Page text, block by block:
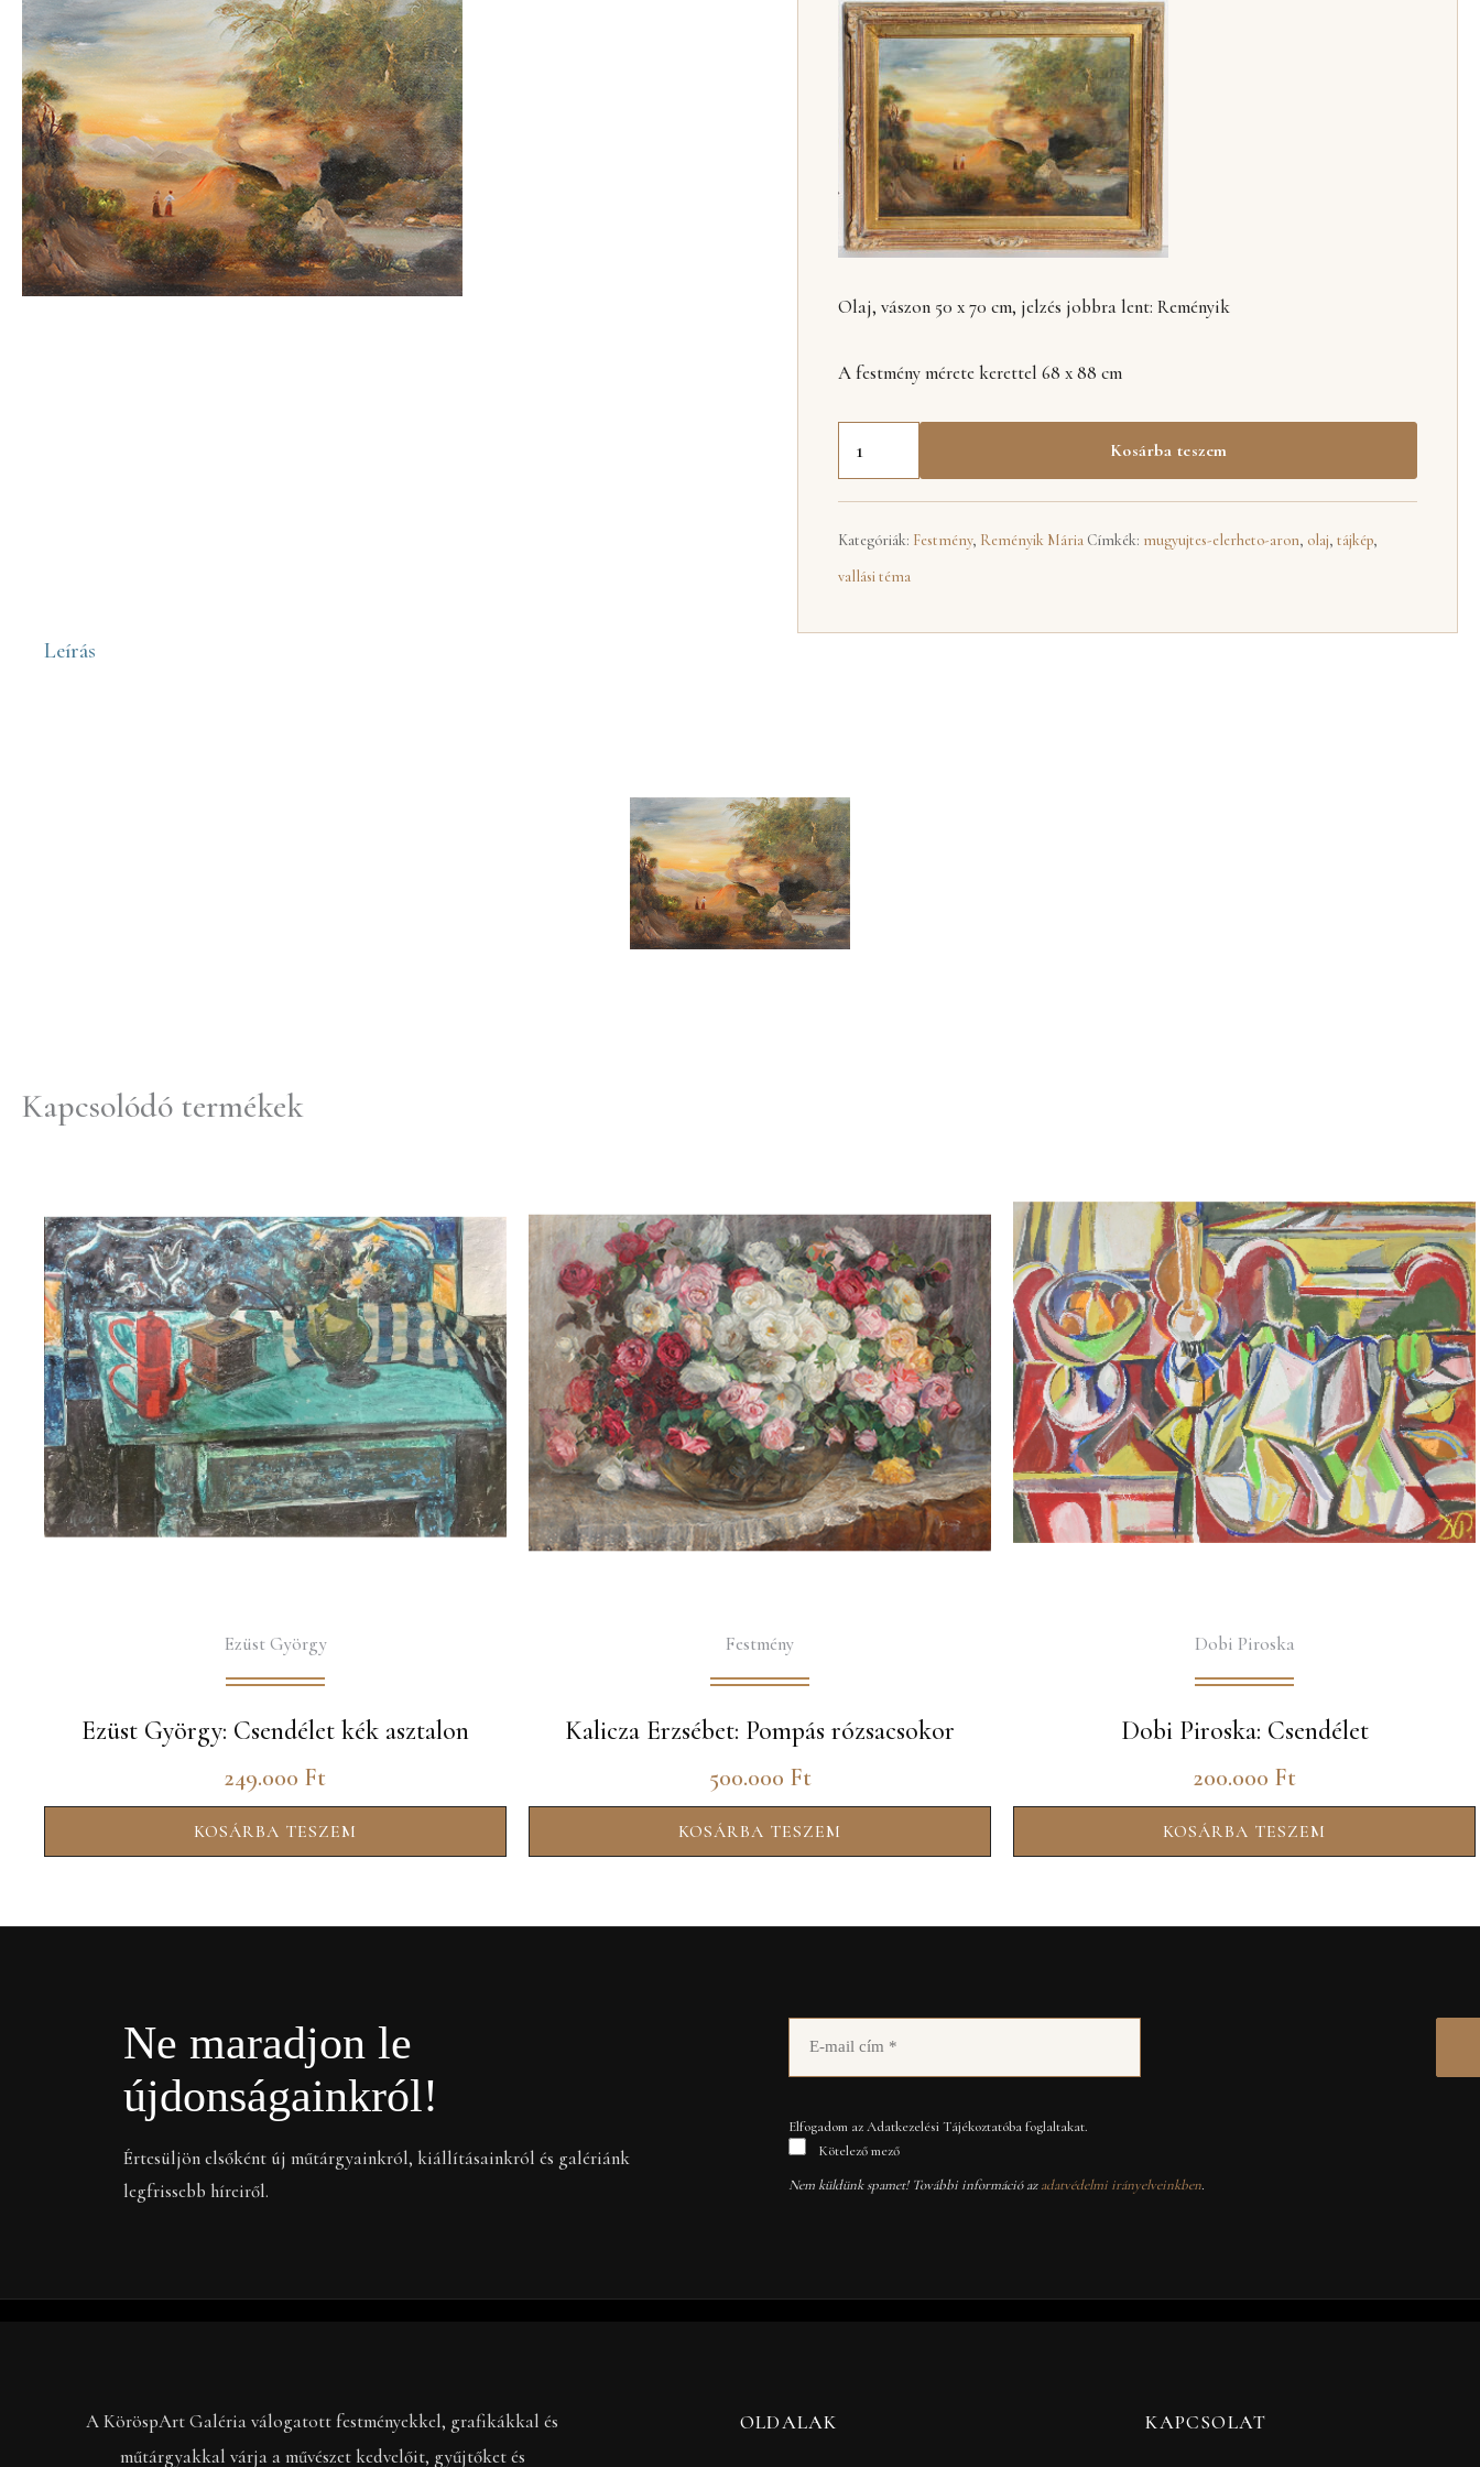
Olaj, vászon 50 x 70 cm, jelzés jobbra lent: Reményik
A festmény mérete kerettel 68 x 88 cm
Kosárba teszem
Kategóriák: Festmény, Reményik Mária Címkék: mugyujtes-elerheto-aron, olaj,tájkép,
vallási téma
Leírás
Kapcsolódó termékek
Ezüst György
Ezüst György: Csendélet kék asztalon
249.000 Ft
KOSÁRBA TESZEM
Festmény
Kalicza Erzsébet: Pompás rózsacsokor
500.000 Ft
KOSÁRBA TESZEM
Dobi Piroska
Dobi Piroska: Csendélet
200.000 Ft
KOSÁRBA TESZEM
Ne maradjon le
újdonságainkról!
Értesüljön elsőként új műtárgyainkról, kiállításainkról és galériánk
legfrissebb híreiről.
Elfogadom az Adatkezelési Tájékoztatóba foglaltakat.
Kötelező mező
Nem küldünk spamet! További információ azadatvédelmi irányelveinkben.
A KöröspArt Galéria válogatott festményekkel, grafikákkal és
műtárgyakkal várja a művészet kedvelőit, gyűjtőket és
OLDALAK KAPCSOLAT